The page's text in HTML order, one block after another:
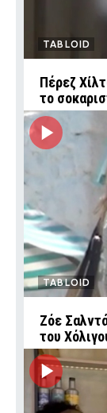
TABLOID
Πέρεζ
το
TABLOID
Ζόε
του